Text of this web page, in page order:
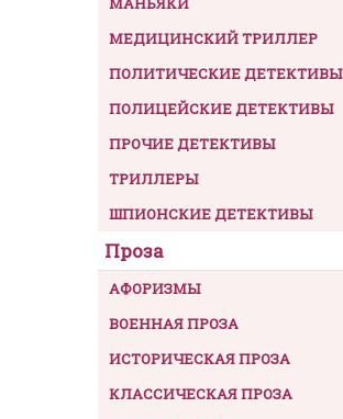
МЕДИЦИНСКИЙ ТРИЛЛЕР
ПОЛИТИЧЕСКИЕ ДЕТЕКТИВЫ
ПОЛИЦЕЙСКИЕ ДЕТЕКТИВЫ
ПРОЧИЕ ДЕТЕКТИВЫ
ТРИЛЛЕРЫ
ШПИОНСКИЕ ДЕТЕКТИВЫ
Проза
АФОРИЗМЫ
ВОЕННАЯ ПРОЗА
ИСТОРИЧЕСКАЯ ПРОЗА
КЛАССИЧЕСКАЯ ПРОЗА